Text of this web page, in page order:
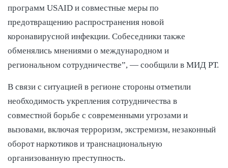
программ USAID и совместные меры по
предотвращению распространения новой
коронавирусной инфекции. Собеседники также
обменялись мнениями о международном и
региональном сотрудничестве”, — сообщили в МИД РТ.
В связи с ситуацией в регионе стороны отметили
необходимость укрепления сотрудничества в
совместной борьбе с современными угрозами и
вызовами, включая терроризм, экстремизм, незаконный
оборот наркотиков и транснациональную
организованную преступность.